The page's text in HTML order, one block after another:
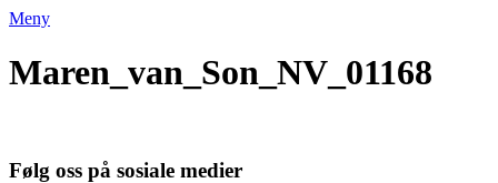
Meny
Maren_van_Son_NV_01168
Følg oss på sosiale medier